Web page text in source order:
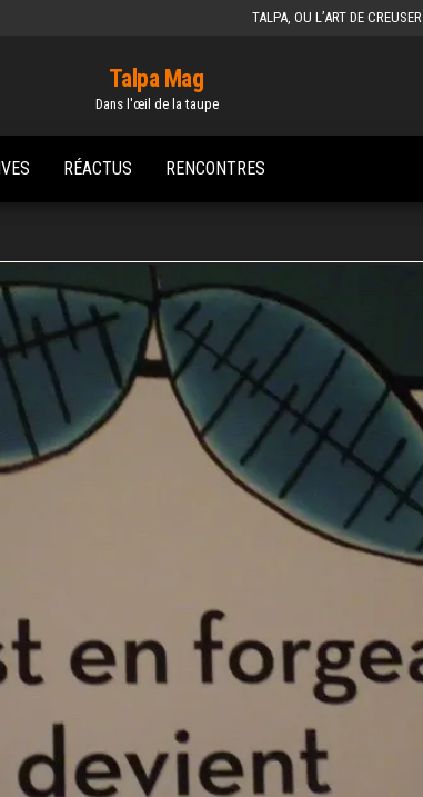
TALPA, OU L’ART DE CREUSER
Talpa Mag
Dans l'œil de la taupe
RÉACTUS RENCONTRES